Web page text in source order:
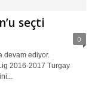
seçti
0
devam ediyor.
2016-2017 Turgay